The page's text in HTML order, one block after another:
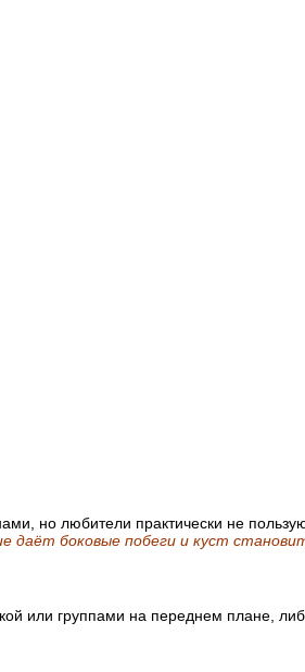
но любители практически не
даёт боковые побеги и куст
или группами на переднем плане,